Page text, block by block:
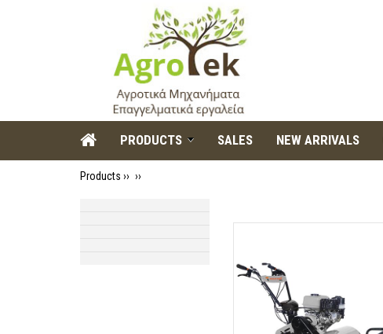
PRODUCTS SALES NEW ARRIVALS
Products ›› ››